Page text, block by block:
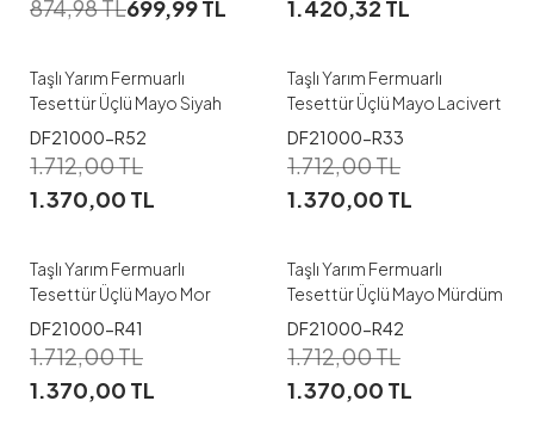
874,98TL699,99TL
1.420,32 TL
46-48 50-52
Taşlı Yarım Fermuarlı
Tesettür Üçlü Mayo Siyah
DF21000-R52
1.712,00TL
1.370,00 TL
46-48
50-52
Taşlı Yarım Fermuarlı
Tesettür Üçlü Mayo Lacivert
DF21000-R33
1.712,00TL
1.370,00 TL
38-40
42-44
46-48
50-52
Taşlı Yarım Fermuarlı
Tesettür Üçlü Mayo Mor
DF21000-R41
1.712,00TL
1.370,00 TL
38-40
42-44
46-48
50-52
Taşlı Yarım Fermuarlı
Tesettür Üçlü Mayo Mürdüm
DF21000-R42
1.712,00TL
1.370,00 TL
38-40
42-44
46-48
50-52
38 40 42
48
50